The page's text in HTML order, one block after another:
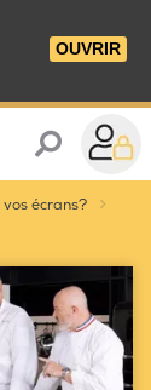
OUVRIR
écrans?